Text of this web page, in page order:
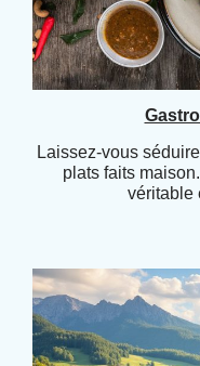
Laissez-vous
plats faits
véritable